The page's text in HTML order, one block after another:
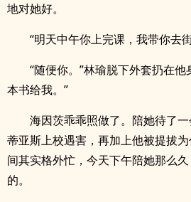
地对她好。
“明天中午你上完课，我带你去
“随便你。”林瑜脱下外套扔在
本书给我。”
海因茨乖乖照做了。陪她待了
蒂亚斯上校遇害，再加上他被提拔
间其实格外忙，今天下午陪她那么
的。